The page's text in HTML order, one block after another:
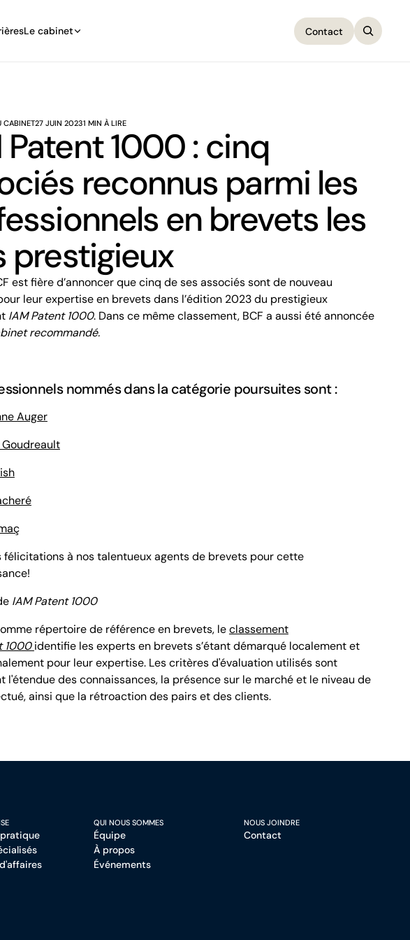
Le cabinet Contact
CABINET27 JUIN 20231 MIN À LIRE
Patent 1000 : cinq
reconnus parmi les
en brevets les
prestigieux
leur expertise en brevets dans l’édition 2023 du prestigieux
IAM Patent 1000. Dans ce même classement, BCF a aussi été annoncée
recommandé.
nommés dans la catégorie poursuites sont :
Auger
félicitations à nos talentueux agents de brevets pour cette
IAM Patent 1000
répertoire de référence en brevets, leclassement
1000 identifie les experts en brevets s’étant démarqué localement et
pour leur expertise. Les critères d'évaluation utilisés sont
l'étendue des connaissances, la présence sur le marché et le niveau de
ainsi que la rétroaction des pairs et des clients.
QUI NOUS SOMMES
Équipe
À propos
Événements
NOUS JOINDRE
Contact